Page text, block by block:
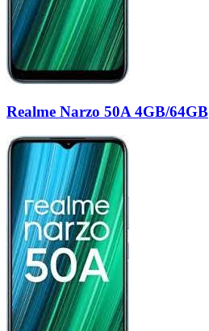
Realme Narzo 50A 4GB/64GB